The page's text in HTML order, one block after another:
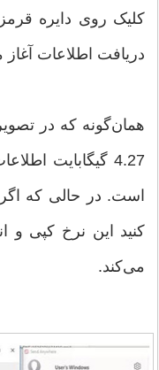
کلیک روی دایره
دریافت اطلاعات
همان‌گونه که در
است. در حالی که
کنید این نرخ کپی و
می‌کند.